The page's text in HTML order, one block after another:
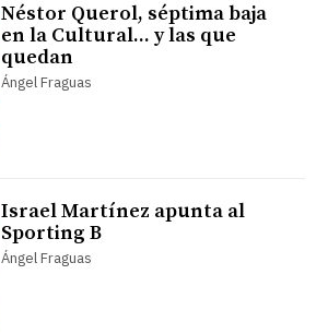
Néstor Querol, séptima baja
en la Cultural... y las que
quedan
Ángel Fraguas
Israel Martínez apunta al
Sporting B
Ángel Fraguas